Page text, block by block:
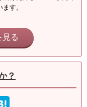
す。
見る
？